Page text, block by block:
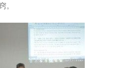
。